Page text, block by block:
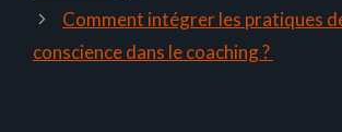
Comment intégrer les pratiques
conscience dans le coaching ?